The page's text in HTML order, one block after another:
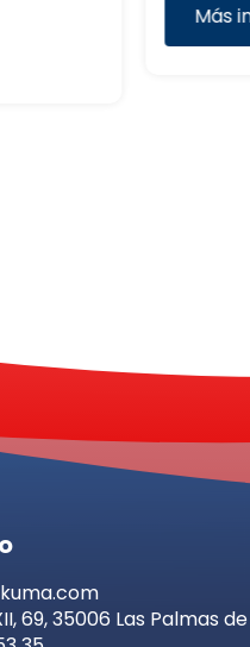
Más
69, 35006 Las Palmas